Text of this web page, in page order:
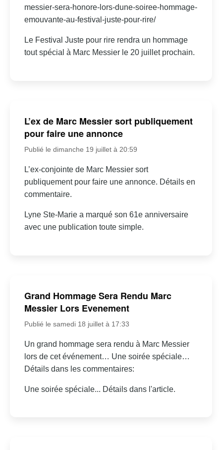
messier-sera-honore-lors-dune-soiree-hommage-
emouvante-au-festival-juste-pour-rire/
Le Festival Juste pour rire rendra un hommage
tout spécial à Marc Messier le 20 juillet prochain.
L’ex de Marc Messier sort publiquement
pour faire une annonce
Publié le dimanche 19 juillet à 20:59
L’ex-conjointe de Marc Messier sort
publiquement pour faire une annonce. Détails en
commentaire.
Lyne Ste-Marie a marqué son 61e anniversaire
avec une publication toute simple.
Grand Hommage Sera Rendu Marc
Messier Lors Evenement
Publié le samedi 18 juillet à 17:33
Un grand hommage sera rendu à Marc Messier
lors de cet événement… Une soirée spéciale…
Détails dans les commentaires:
Une soirée spéciale... Détails dans l'article.